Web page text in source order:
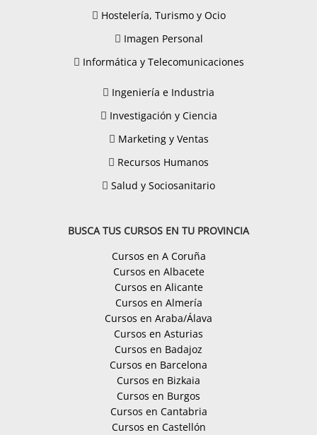
Hostelería, Turismo y Ocio
Imagen Personal
Informática y Telecomunicaciones
Ingeniería e Industria
Investigación y Ciencia
Marketing y Ventas
Recursos Humanos
Salud y Sociosanitario
BUSCA TUS CURSOS EN TU PROVINCIA
Cursos en A Coruña
Cursos en Albacete
Cursos en Alicante
Cursos en Almería
Cursos en Araba/Álava
Cursos en Asturias
Cursos en Badajoz
Cursos en Barcelona
Cursos en Bizkaia
Cursos en Burgos
Cursos en Cantabria
Cursos en Castellón